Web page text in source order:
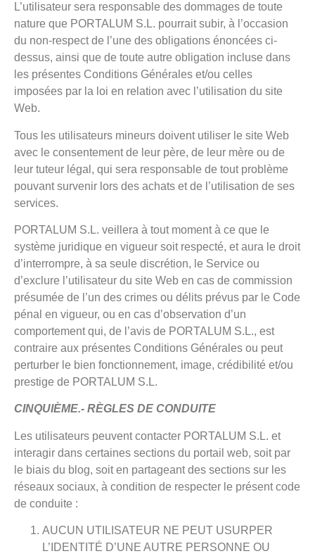
L’utilisateur sera responsable des dommages de toute
nature que PORTALUM S.L. pourrait subir, à l’occasion
du non-respect de l’une des obligations énoncées ci-
dessus, ainsi que de toute autre obligation incluse dans
les présentes Conditions Générales et/ou celles
imposées par la loi en relation avec l’utilisation du site
Web.
Tous les utilisateurs mineurs doivent utiliser le site Web
avec le consentement de leur père, de leur mère ou de
leur tuteur légal, qui sera responsable de tout problème
pouvant survenir lors des achats et de l’utilisation de ses
services.
PORTALUM S.L. veillera à tout moment à ce que le
système juridique en vigueur soit respecté, et aura le droit
d’interrompre, à sa seule discrétion, le Service ou
d’exclure l’utilisateur du site Web en cas de commission
présumée de l’un des crimes ou délits prévus par le Code
pénal en vigueur, ou en cas d’observation d’un
comportement qui, de l’avis de PORTALUM S.L., est
contraire aux présentes Conditions Générales ou peut
perturber le bien fonctionnement, image, crédibilité et/ou
prestige de PORTALUM S.L.
CINQUIÈME.- RÈGLES DE CONDUITE
Les utilisateurs peuvent contacter PORTALUM S.L. et
interagir dans certaines sections du portail web, soit par
le biais du blog, soit en partageant des sections sur les
réseaux sociaux, à condition de respecter le présent code
de conduite :
AUCUN UTILISATEUR NE PEUT USURPER
L’IDENTITÉ D’UNE AUTRE PERSONNE OU